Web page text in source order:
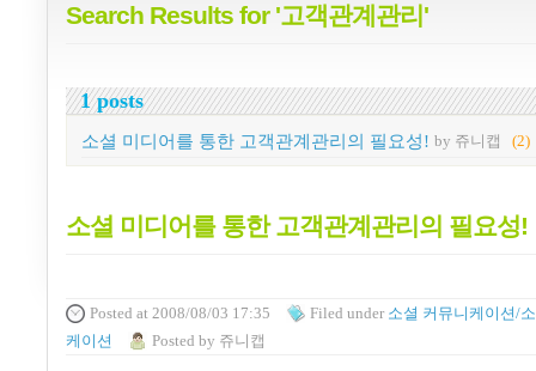
Search Results for '고객관계관리'
1 posts
소셜 미디어를 통한 고객관계관리의 필요성! by 쥬니캡 (2)
소셜 미디어를 통한 고객관계관리의 필요성!
Posted at 2008/08/03 17:35 Filed under 소셜 커뮤니케이션/
케이션
Posted by 쥬니캡